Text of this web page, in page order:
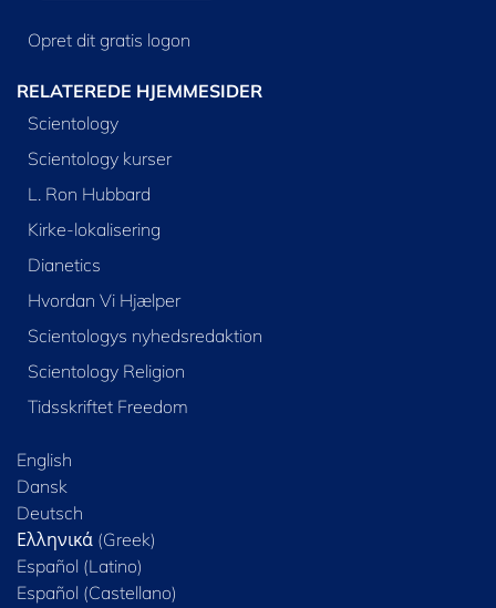
Opret dit gratis logon
RELATEREDE HJEMMESIDER
Scientology
Scientology kurser
L. Ron Hubbard
Kirke-lokalisering
Dianetics
Hvordan Vi Hjælper
Scientologys nyhedsredaktion
Scientology Religion
Tidsskriftet Freedom
English
Dansk
Deutsch
Ελληνικά (Greek)
Español (Latino)
Español (Castellano)